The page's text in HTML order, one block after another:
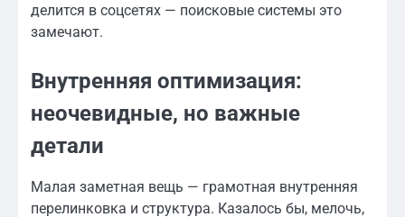
делится в соцсетях — поисковые системы это
замечают.
Внутренняя оптимизация:
неочевидные, но важные
детали
Малая заметная вещь — грамотная внутренняя
перелинковка и структура. Казалось бы, мелочь,